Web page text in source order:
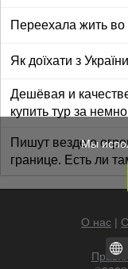
Переехала жить во
Як доїхати з
Дешёвая и
купить тур за
Пишут везде о
границе. Есть ли
О нас |
Мы